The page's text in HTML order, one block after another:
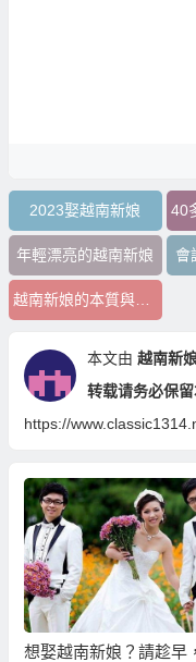
2023娶越南新娘
年輕漂亮的越南新娘 會
越南新娘的本質與需求
本文由 越南新
转载请务必保留
https://
想娶越南新娘？請趁早